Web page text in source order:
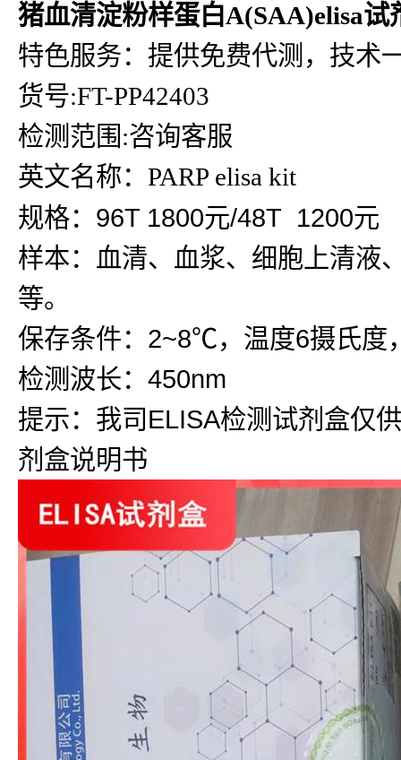
猪血清淀粉样蛋白A(SAA)elisa试
特色服务：提供免费代测，技术
货号:FT-PP42403
检测范围:咨询客服
英文名称：PARP elisa kit
规格：96T 1800元/48T 1200元
样本：血清、血浆、细胞上清液
等。
保存条件：2~8℃，温度6摄氏度
检测波长：450nm
提示：我司ELISA检测试剂盒仅
剂盒说明书